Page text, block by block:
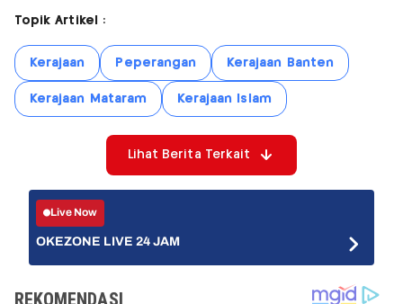
Topik Artikel :
Kerajaan Peperangan Kerajaan Banten
Kerajaan Mataram Kerajaan Islam
Lihat Berita Terkait
Live Now
OKEZONE LIVE 24 JAM